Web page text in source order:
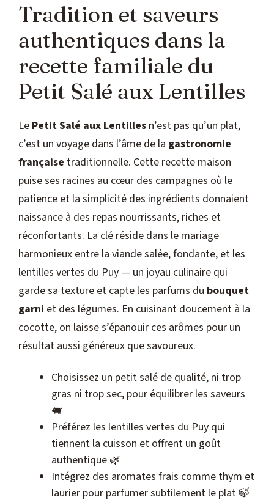
Tradition et saveurs
authentiques dans la
recette familiale du
Petit Salé aux Lentilles
Le Petit Salé aux Lentilles n’est pas qu’un plat,
c’est un voyage dans l’âme de la gastronomie
française traditionnelle. Cette recette maison
puise ses racines au cœur des campagnes où le
patience et la simplicité des ingrédients donnaient
naissance à des repas nourrissants, riches et
réconfortants. La clé réside dans le mariage
harmonieux entre la viande salée, fondante, et les
lentilles vertes du Puy — un joyau culinaire qui
garde sa texture et capte les parfums du bouquet
garni et des légumes. En cuisinant doucement à la
cocotte, on laisse s’épanouir ces arômes pour un
résultat aussi généreux que savoureux.
Choisissez un petit salé de qualité, ni trop
gras ni trop sec, pour équilibrer les saveurs
🐖
Préférez les lentilles vertes du Puy qui
tiennent la cuisson et offrent un goût
authentique 🌿
Intégrez des aromates frais comme thym et
laurier pour parfumer subtilement le plat 🍃